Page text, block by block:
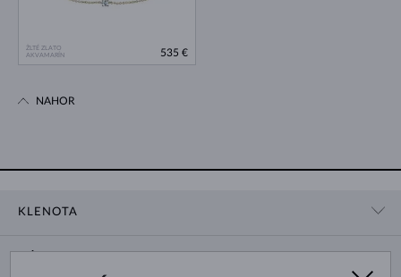
ŽLTÉ ZLATO
AKVAMARÍN
535 €
NAHOR
KLENOTA